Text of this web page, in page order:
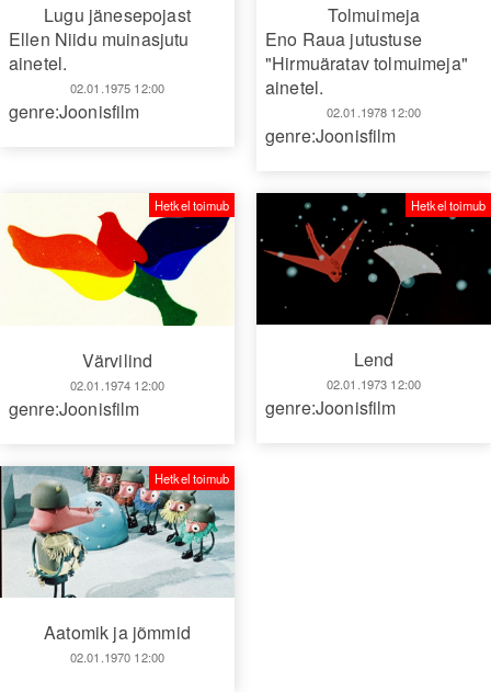
Lugu jänesepojast
Ellen Niidu muinasjutu
ainetel.
02.01.1975 12:00
genre:Joonisfilm
Tolmuimeja
Eno Raua jutustuse
"Hirmuäratav tolmuimeja"
ainetel.
02.01.1978 12:00
genre:Joonisfilm
Värvilind
02.01.1974 12:00
Hetkel toimub
genre:Joonisfilm
Lend
02.01.1973 12:00
Hetkel toimub
genre:Joonisfilm
Aatomik ja jõmmid
02.01.1970 12:00
Hetkel toimub